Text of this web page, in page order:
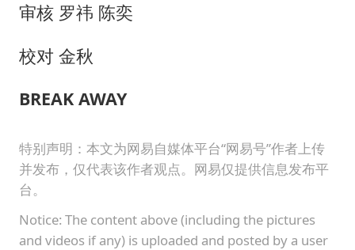
审核 罗祎 陈奕
校对 金秋
BREAK AWAY
特别声明：本文为网易自媒体平台“网易号”作者上传
并发布，仅代表该作者观点。网易仅提供信息发布平
台。
Notice: The content above (including the pictures
and videos if any) is uploaded and posted by a user